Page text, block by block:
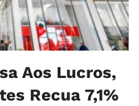
Aos Lucros,
Recua 7,1%